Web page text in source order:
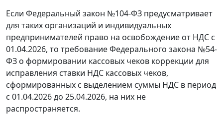
Если Федеральный закон №104-ФЗ предусматривает
для таких организаций и индивидуальных
предпринимателей право на освобождение от НДС c
01.04.2026, то требование Федерального закона №54-
ФЗ о формировании кассовых чеков коррекции для
исправления ставки НДС кассовых чеков,
сформированных с выделением суммы НДС в период
с 01.04.2026 до 25.04.2026, на них не
распространяется.